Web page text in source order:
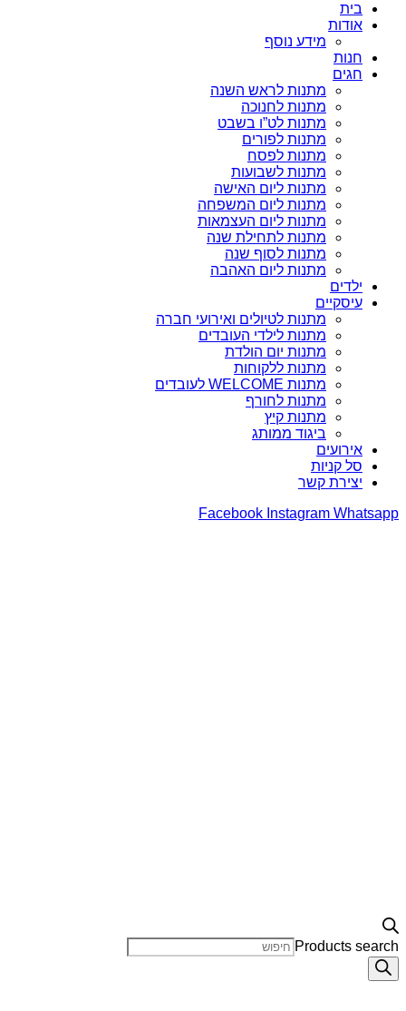
בית
אודות
מידע נוסף
חנות
חגים
מתנות לראש השנה
מתנות לחנוכה
מתנות לט”ו בשבט
מתנות לפורים
מתנות לפסח
מתנות לשבועות
מתנות ליום האישה
מתנות ליום המשפחה
מתנות ליום העצמאות
מתנות לתחילת שנה
מתנות לסוף שנה
מתנות ליום האהבה
ילדים
עיסקיים
מתנות לטיולים ואירועי חברה
מתנות לילדי העובדים
מתנות יום הולדת
מתנות ללקוחות
מתנות WELCOME לעובדים
מתנות לחורף
מתנות קיץ
ביגוד ממותג
אירועים
סל קניות
יצירת קשר
Facebook Instagram Whatsapp
Products search